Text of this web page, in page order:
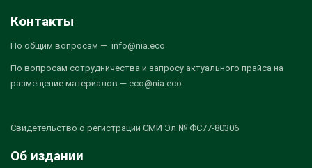
Контакты
По общим вопросам — info@nia.eco
По вопросам сотрудничества и запросу актуального прайса на
размещение материалов — eco@nia.eco
Свидетельство о регистрации СМИ Эл № ФС77-80306
Об издании